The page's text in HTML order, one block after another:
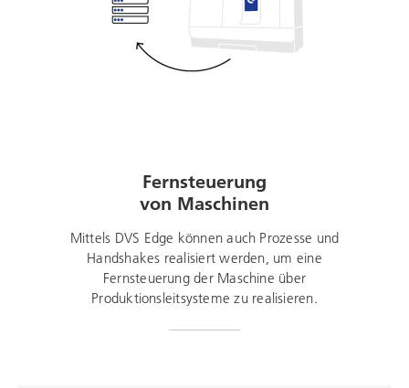
Fernsteuerung
von Maschinen
Mittels DVS Edge können auch Prozesse und
Handshakes realisiert werden, um eine
Fernsteuerung der Maschine über
Produktionsleitsysteme zu realisieren.